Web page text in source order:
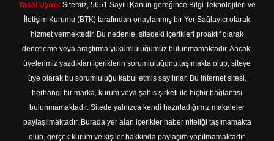
Yasal Uyarı: Sitemiz, 5651 Sayılı Kanun gereğince Bilgi Teknolojileri ve
İletişim Kurumu (BTK) tarafından onaylanmış bir Yer Sağlayıcı olarak
hizmet vermektedir. Bu nedenle, sitedeki içerikleri proaktif olarak
denetleme veya araştırma yükümlülüğümüz bulunmamaktadır. Ancak,
üyelerimiz yazdıkları içeriklerin sorumluluğunu taşımakta olup, siteye
üye olarak bu sorumluluğu kabul etmiş sayılırlar. Bu internet sitesi,
herhangi bir marka, kurum veya şahıs şirketi ile hiçbir bağlantısı
bulunmamaktadır. Sitede yalnızca kendi hazırladığımız makaleler
paylaşılmaktadır. Burada yer alan içerikler haber niteliği taşımamakta
olup, gerçek kurum ve kişiler hakkında paylaşım yapılmamaktadır.